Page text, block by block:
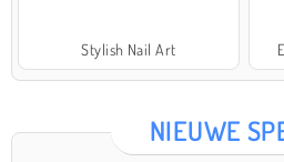
Stylish Nail Art
NIEUWE